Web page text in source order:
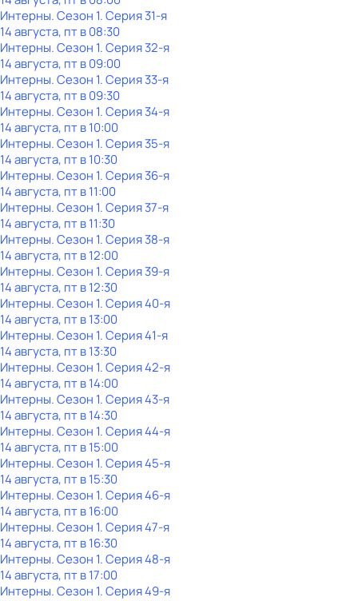
Интерны. Сезон 1. Серия 31-я
14 августа, пт в 08:30
Интерны. Сезон 1. Серия 32-я
14 августа, пт в 09:00
Интерны. Сезон 1. Серия 33-я
14 августа, пт в 09:30
Интерны. Сезон 1. Серия 34-я
14 августа, пт в 10:00
Интерны. Сезон 1. Серия 35-я
14 августа, пт в 10:30
Интерны. Сезон 1. Серия 36-я
14 августа, пт в 11:00
Интерны. Сезон 1. Серия 37-я
14 августа, пт в 11:30
Интерны. Сезон 1. Серия 38-я
14 августа, пт в 12:00
Интерны. Сезон 1. Серия 39-я
14 августа, пт в 12:30
Интерны. Сезон 1. Серия 40-я
14 августа, пт в 13:00
Интерны. Сезон 1. Серия 41-я
14 августа, пт в 13:30
Интерны. Сезон 1. Серия 42-я
14 августа, пт в 14:00
Интерны. Сезон 1. Серия 43-я
14 августа, пт в 14:30
Интерны. Сезон 1. Серия 44-я
14 августа, пт в 15:00
Интерны. Сезон 1. Серия 45-я
14 августа, пт в 15:30
Интерны. Сезон 1. Серия 46-я
14 августа, пт в 16:00
Интерны. Сезон 1. Серия 47-я
14 августа, пт в 16:30
Интерны. Сезон 1. Серия 48-я
14 августа, пт в 17:00
Интерны. Сезон 1. Серия 49-я